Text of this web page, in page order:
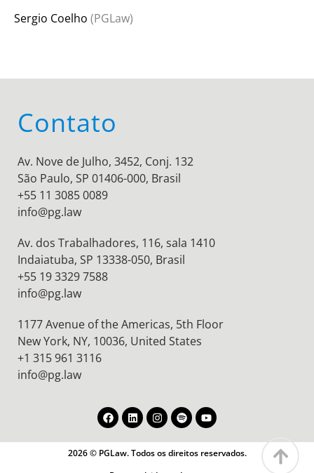
Sergio Coelho (PGLaw)
Contato
Av. Nove de Julho, 3452, Conj. 132
São Paulo, SP 01406-000, Brasil
+55 11 3085 0089
info@pg.law
Av. dos Trabalhadores, 116, sala 1410
Indaiatuba, SP 13338-050, Brasil
+55 19 3329 7588
info@pg.law
1177 Avenue of the Americas, 5th Floor
New York, NY, 10036, United States
+1 315 961 3116
info@pg.law
2026 © PGLaw. Todos os direitos reservados.